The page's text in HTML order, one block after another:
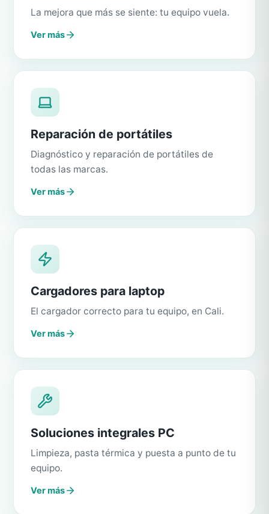
La mejora que más se siente: tu equipo vuela.
Ver más
Reparación de portátiles
Diagnóstico y reparación de portátiles de
todas las marcas.
Ver más
Cargadores para laptop
El cargador correcto para tu equipo, en Cali.
Ver más
Soluciones integrales PC
Limpieza, pasta térmica y puesta a punto de tu
equipo.
Ver más